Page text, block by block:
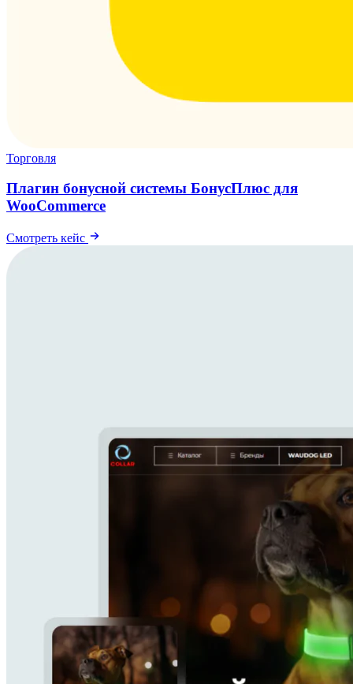
Торговля
Плагин бонусной системы БонусПлюс для
WooCommerce
Смотреть кейс